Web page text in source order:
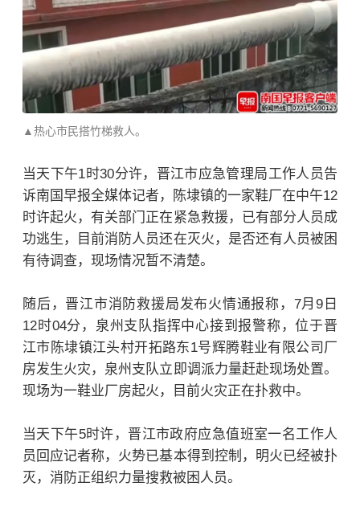
▲热心市民搭竹梯救人。
当天下午1时30分许，晋江市应急管理局工作人员告
诉南国早报全媒体记者，陈埭镇的一家鞋厂在中午12
时许起火，有关部门正在紧急救援，已有部分人员成
功逃生，目前消防人员还在灭火，是否还有人员被困
有待调查，现场情况暂不清楚。
随后，晋江市消防救援局发布火情通报称，7月9日
12时04分，泉州支队指挥中心接到报警称，位于晋
江市陈埭镇江头村开拓路东1号辉腾鞋业有限公司厂
房发生火灾，泉州支队立即调派力量赶赴现场处置。
现场为一鞋业厂房起火，目前火灾正在扑救中。
当天下午5时许，晋江市政府应急值班室一名工作人
员回应记者称，火势已基本得到控制，明火已经被扑
灭，消防正组织力量搜救被困人员。